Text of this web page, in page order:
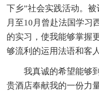
下乡”社会实践活动。
月至10月曾赴法国学习
的实习，使我能够掌握
够流利的运用法语和客
我真诚的希望能够
贵酒店奉献我的一份力